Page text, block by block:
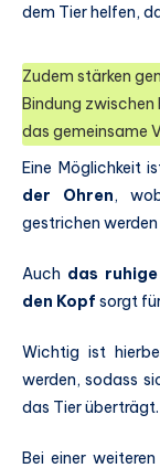
dem Tier helfen,
Zudem stärken
Bindung
das gemeinsame
Eine Möglichkeit
der Ohren,
gestrichen werden
Auch das
den Kopf sorgt
Wichtig ist
werden, sodass
das Tier überträgt.
Bei einer